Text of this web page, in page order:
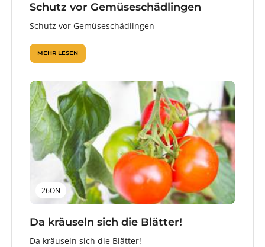
Schutz vor Gemüseschädlingen
Schutz vor Gemüseschädlingen
MEHR LESEN
26ON
Da kräuseln sich die Blätter!
Da kräuseln sich die Blätter!